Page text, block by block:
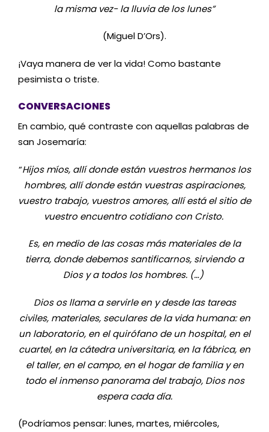
la misma vez- la lluvia de los lunes”
(Miguel D’Ors).
¡Vaya manera de ver la vida! Como bastante
pesimista o triste.
CONVERSACIONES
En cambio, qué contraste con aquellas palabras de
san Josemaría:
“Hijos míos, allí donde están vuestros hermanos los
hombres, allí donde están vuestras aspiraciones,
vuestro trabajo, vuestros amores, allí está el sitio de
vuestro encuentro cotidiano con Cristo.
Es, en medio de las cosas más materiales de la
tierra, donde debemos santificarnos, sirviendo a
Dios y a todos los hombres. (…)
Dios os llama a servirle en y desde las tareas
civiles, materiales, seculares de la vida humana: en
un laboratorio, en el quirófano de un hospital, en el
cuartel, en la cátedra universitaria, en la fábrica, en
el taller, en el campo, en el hogar de familia y en
todo el inmenso panorama del trabajo, Dios nos
espera cada día.
(Podríamos pensar: lunes, martes, miércoles,